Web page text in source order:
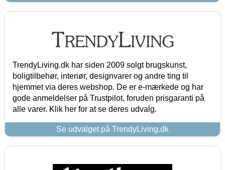
TrendyLiving.dk har siden 2009 solgt brugskunst,
boligtilbehør, interiør, designvarer og andre ting til
hjemmet via deres webshop. De er e-mærkede og har
gode anmeldelser på Trustpilot, foruden prisgaranti på
alle varer. Klik her for at se deres udvalg.
Se udvalget på TrendyLiving.dk